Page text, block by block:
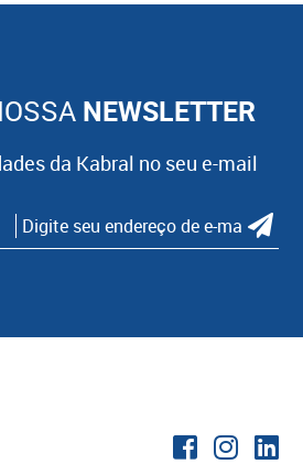
NEWSLETTER
da Kabral no seu e-mail